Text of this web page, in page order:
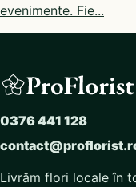
evenimente. Fie...
0376 441 128
Livrăm flori locale în